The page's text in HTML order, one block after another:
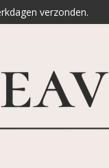
verzonden.